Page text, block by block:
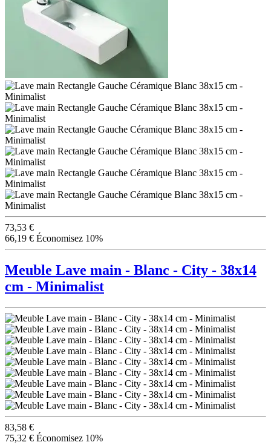
73,53 €
66,19 € Économisez 10%
Meuble Lave main - Blanc - City - 38x14
cm - Minimalist
83,58 €
75,32 € Économisez 10%